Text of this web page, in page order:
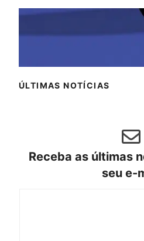
ÚLTIMAS NOTÍCIAS
Receba as últimas
seu e-